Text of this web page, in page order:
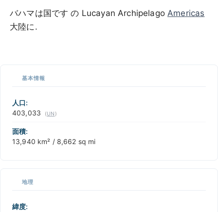
バハマは国です の Lucayan ArchipelagoAmericas
大陸に.
−
基本情報
人口:
403,033
(UN)
面積:
13,940 km² / 8,662 sq mi
地理
緯度: